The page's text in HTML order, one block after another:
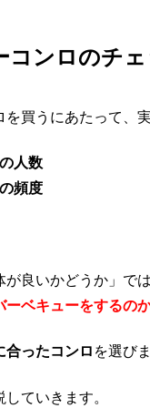
コンロのチェ
買うにあたって、
人数
頻度
良いかどうか」では
ーベキューをするの
合ったコンロ を選び
ていきます。